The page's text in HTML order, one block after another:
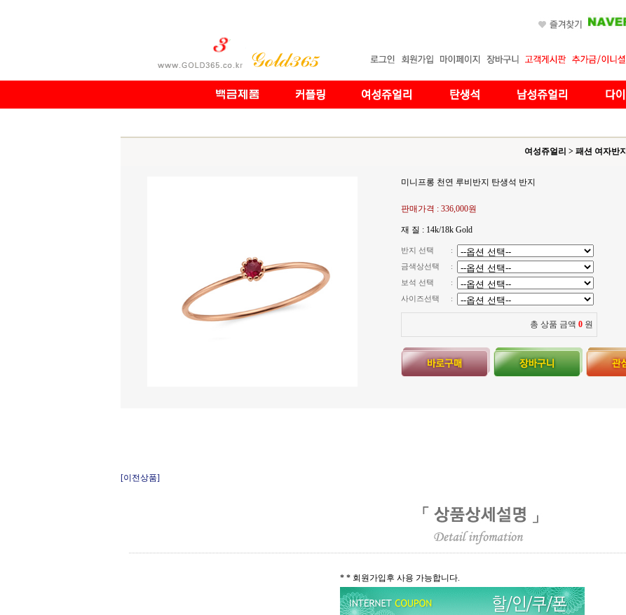
여성쥬얼리 > 패션 여자반지
미니프롱 천연 루비반지 탄생석 반지
판매가격 : 336,000원
재 질 : 14k/18k Gold
반지 선택
:
금색상선택
:
보석 선택
:
사이즈선택
:
총 상품 금액 0 원
[이전상품]
* * 회원가입후 사용 가능합니다.